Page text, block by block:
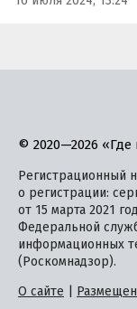
© 2020—2026 «Где
Регистрационный
о регистрации:
от 15 марта 2021
Федеральной
информационных
(Роскомнадзор).
О сайте